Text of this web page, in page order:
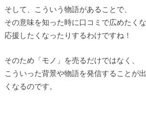
そして、こういう物語があることで、
その意味を知った時に口コミで広めたくな
応援したくなったりするわけですね！
そのため「モノ」を売るだけではなく、
こういった背景や物語を発信することが
くなるのです。